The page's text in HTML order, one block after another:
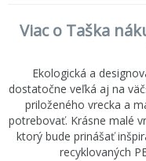
Viac o Taška
Ekologická a
dostatočne veľká aj na
priloženého vrecka a
potrebovať. Krásne malé
ktorý bude prinášať
recyklovaných